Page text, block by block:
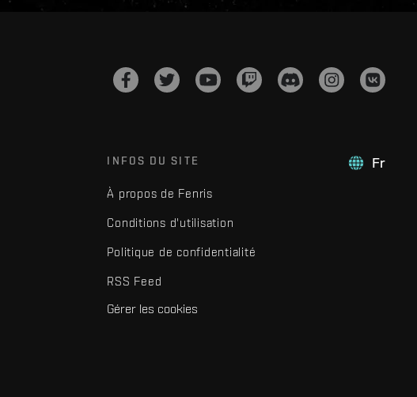
Fr
INFOS DU SITE
À propos de Fenris
Conditions d'utilisation
Politique de confidentialité
RSS Feed
Gérer les cookies